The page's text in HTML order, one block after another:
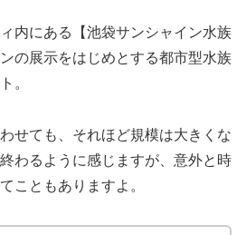
内にある【池袋サンシャイン水族
の展示をはじめとする都市型水族
。
せても、それほど規模は大きくな
わるように感じますが、意外と時
こともありますよ。